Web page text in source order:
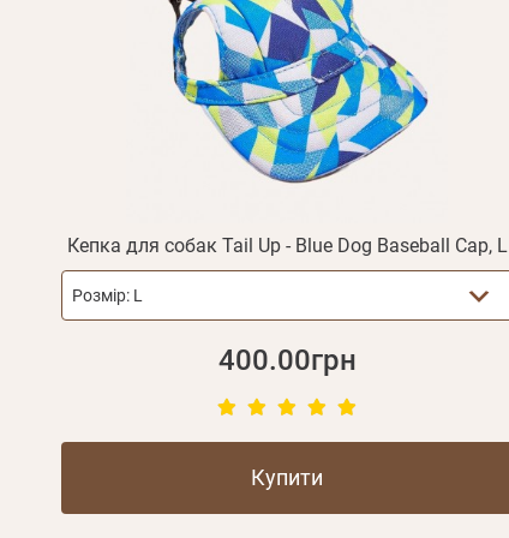
Кепка для собак Tail Up - Blue Dog Baseball Cap, L
Розмір: L
400.00грн
Купити